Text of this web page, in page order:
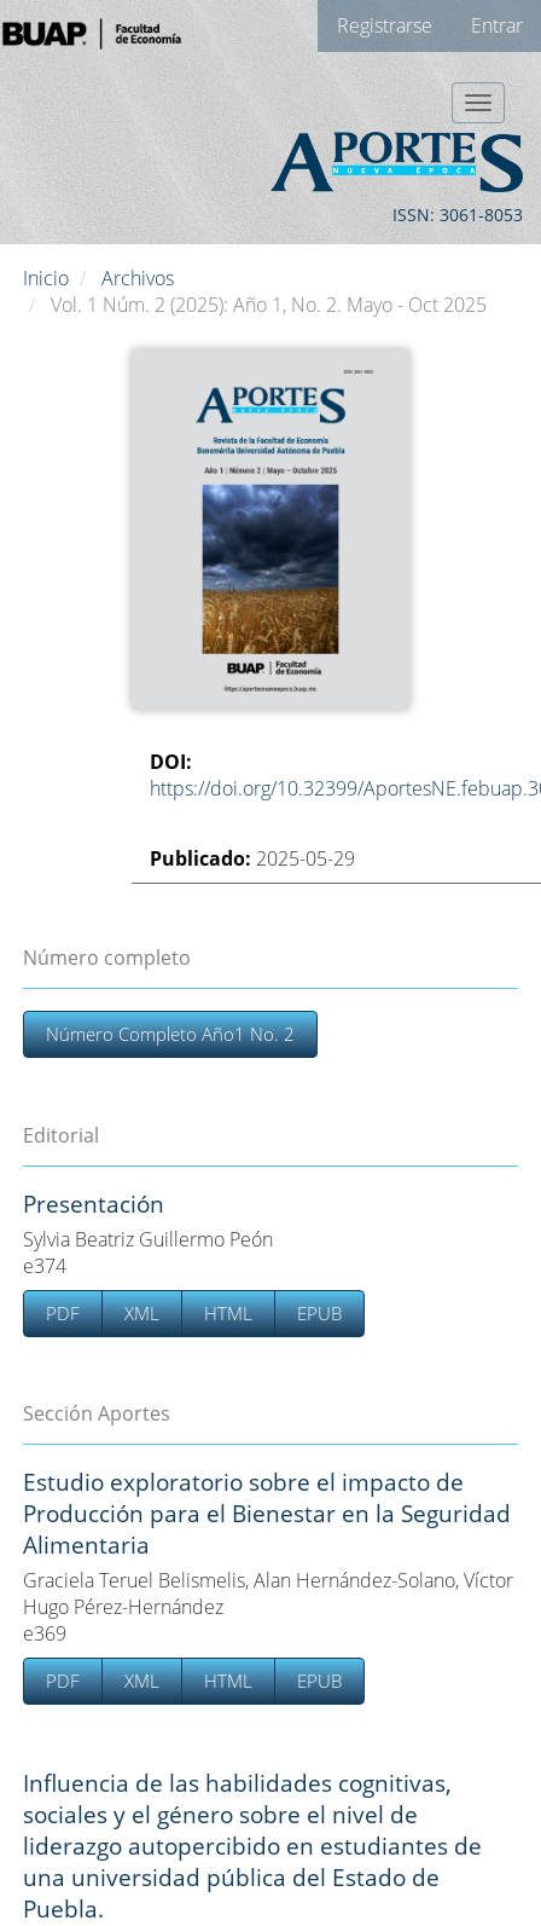
Navegación
principal
Contenido
principal
Barra
lateral
Registrarse Entrar
Toggle
ISSN: 3061-8053
Inicio
Archivos
Vol. 1 Núm. 2 (2025): Año 1, No. 2. Mayo - Oct 2025
DOI:
https://doi.org/10.32399/
Publicado: 2025-05-29
Número completo
Número Completo Año1 No. 2
Editorial
Presentación
Sylvia Beatriz Guillermo Peón
e374
PDF XML HTML EPUB
Sección Aportes
Estudio exploratorio sobre el impacto de
Producción para el Bienestar en la Seguridad
Alimentaria
Graciela Teruel Belismelis, Alan Hernández-Solano, Víctor
Hugo Pérez-Hernández
e369
PDF XML HTML EPUB
Influencia de las habilidades cognitivas,
sociales y el género sobre el nivel de
liderazgo autopercibido en estudiantes de
una universidad pública del Estado de
Puebla.